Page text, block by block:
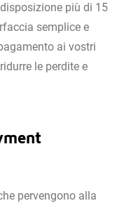
più di 15
semplice e
ai vostri
le perdite e
pervengono alla